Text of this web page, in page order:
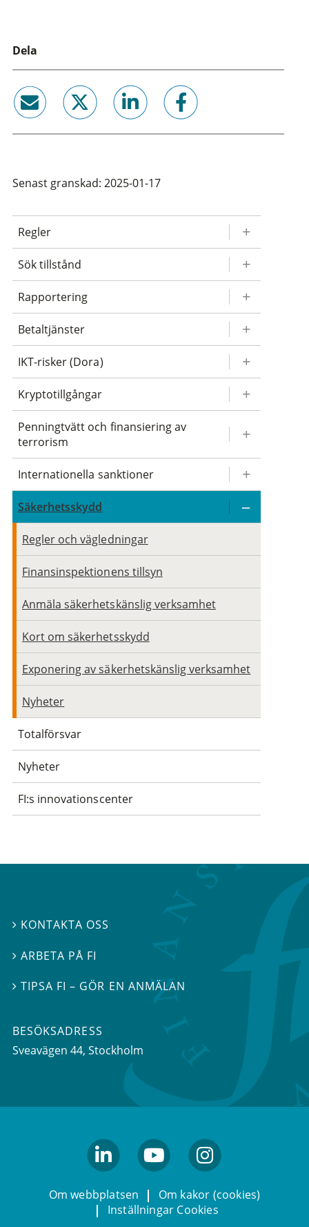
Dela
Senast granskad: 2025-01-17
Regler
Sök tillstånd
Rapportering
Betaltjänster
IKT-risker (Dora)
Kryptotillgångar
Penningtvätt och finansiering av
terrorism
Internationella sanktioner
Säkerhetsskydd
Regler och vägledningar
Finansinspektionens tillsyn
Anmäla säkerhetskänslig verksamhet
Kort om säkerhetsskydd
Exponering av säkerhetskänslig verksamhet
Nyheter
Totalförsvar
Nyheter
FI:s innovationscenter
 KONTAKTA OSS
 ARBETA PÅ FI
TIPSA FI – GÖR EN ANMÄLAN
BESÖKSADRESS
Sveavägen 44, Stockholm
Om webbplatsen
Om kakor (cookies)
Inställningar Cookies